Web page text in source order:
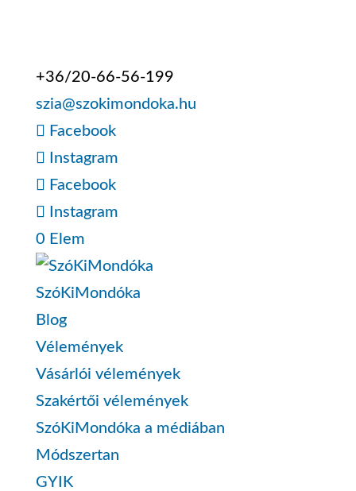
+36/20-66-56-199
szia@szokimondoka.hu
Facebook
Instagram
Facebook
Instagram
0 Elem
SzóKiMondóka
Blog
Vélemények
Vásárlói vélemények
Szakértői vélemények
SzóKiMondóka a médiában
Módszertan
GYIK